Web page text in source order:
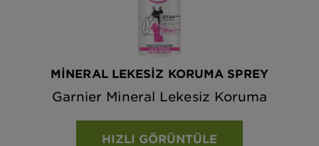
MINERAL LEKESIZ KORUMA SPREY
Garnier Mineral Lekesiz Koruma
HIZLI GÖRÜNTÜLE